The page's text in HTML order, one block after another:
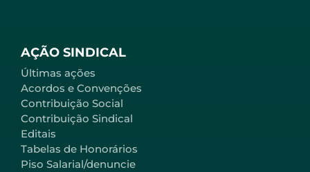
AÇÃO SINDICAL
Últimas ações
Acordos e Convenções
Contribuição Social
Contribuição Sindical
Editais
Tabelas de Honorários
Piso Salarial/denuncie